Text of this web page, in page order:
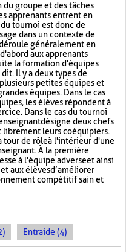
groupe et des tâches
apprenants entrent en
tournoi est donc de
dans un contexte de
généralement en
aux apprenants
la formation d'équipes
Il y a deux types de
petites équipes et
équipes. Dans le cas
les élèves répondent à
Dans le cas du tournoi
désigne deux chefs
librement leurs coéquipiers.
tour de rôle à l'intérieur d'une
À la première
à l'équipe adverse et ainsi
aux élèves d’améliorer
compétitif sain et
Entraide (4)